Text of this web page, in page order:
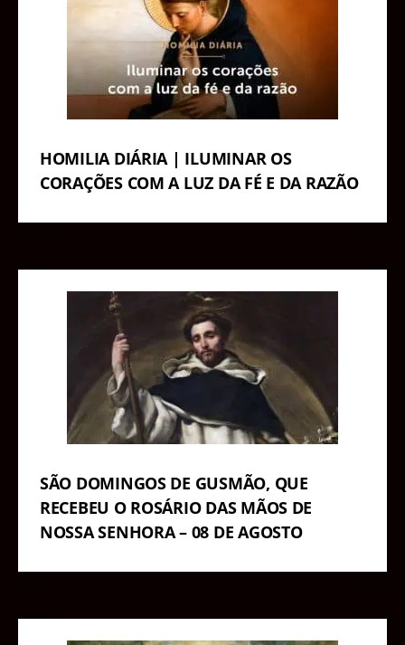
HOMILIA DIÁRIA | ILUMINAR OS
CORAÇÕES COM A LUZ DA FÉ E DA RAZÃO
SÃO DOMINGOS DE GUSMÃO, QUE
RECEBEU O ROSÁRIO DAS MÃOS DE
NOSSA SENHORA – 08 DE AGOSTO